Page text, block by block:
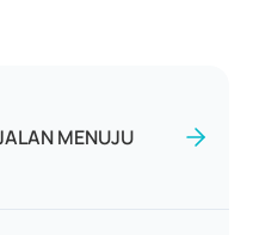
MENUJU